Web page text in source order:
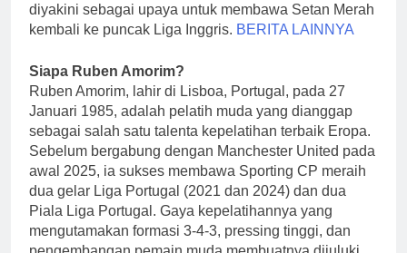
diyakini sebagai upaya untuk membawa Setan Merah
kembali ke puncak Liga Inggris. BERITA LAINNYA
Siapa Ruben Amorim?
Ruben Amorim, lahir di Lisboa, Portugal, pada 27
Januari 1985, adalah pelatih muda yang dianggap
sebagai salah satu talenta kepelatihan terbaik Eropa.
Sebelum bergabung dengan Manchester United pada
awal 2025, ia sukses membawa Sporting CP meraih
dua gelar Liga Portugal (2021 dan 2024) dan dua
Piala Liga Portugal. Gaya kepelatihannya yang
mengutamakan formasi 3-4-3, pressing tinggi, dan